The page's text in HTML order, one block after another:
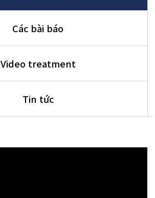
Các bài báo
Video treatment
Tin tức